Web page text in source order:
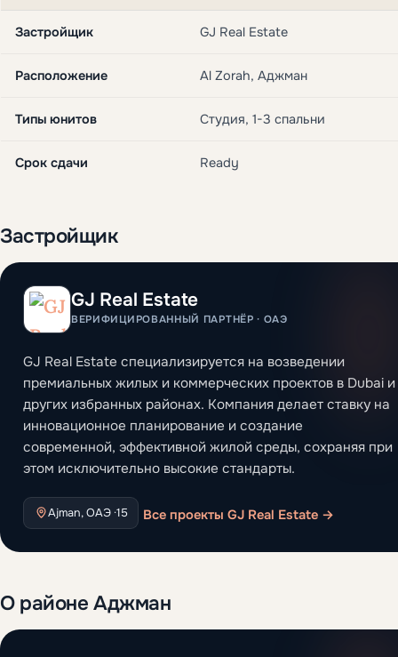
Застройщик GJ Real Estate
Расположение Al Zorah, Аджман
Типы юнитов Студия, 1-3 спальни
Срок сдачи Ready
Застройщик
GJ Real Estate
ВЕРИФИЦИРОВАННЫЙ ПАРТНЁР · ОАЭ
GJ Real Estate специализируется на возведении
премиальных жилых и коммерческих проектов в Dubai и
других избранных районах. Компания делает ставку на
инновационное планирование и создание
современной, эффективной жилой среды, сохраняя при
этом исключительно высокие стандарты.
Ajman, ОАЭ ·15 Все проекты GJ Real Estate →
О районе Аджман